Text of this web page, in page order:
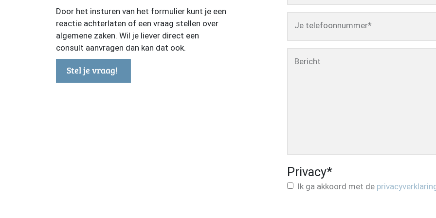
Door het insturen van het formulier kunt je een
reactie achterlaten of een vraag stellen over
algemene zaken. Wil je liever direct een
consult aanvragen dan kan dat ook.
Stel je vraag!
Je telefoonnummer*
Bericht
Privacy*
Ik ga akkoord met de